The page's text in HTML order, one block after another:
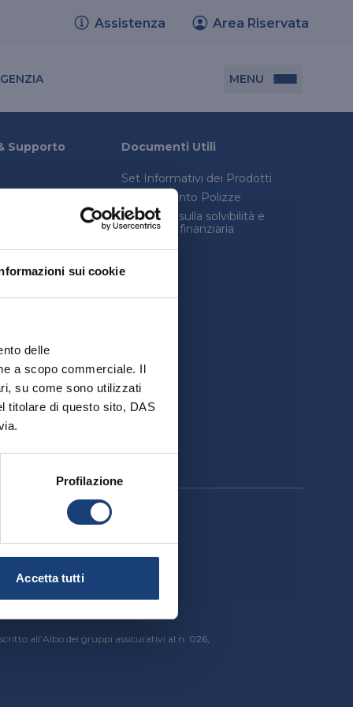
sui cookie
delle
a scopo commerciale. Il
su come sono utilizzati
titolare di questo sito, DAS
Profilazione
Accetta tutti
Assistenza Area Riservata
MENU
Documenti utili
Set informativi dei prodotti
Trasferimento polizze
Supporto Documenti Utili
Set Informativi dei Prodotti
Trasferimento Polizze
Relazione sulla solvibilità e
condizioni finanziaria
all’Albo dei gruppi assicurativi al n. 026,